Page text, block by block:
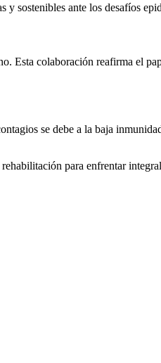
y sostenibles ante los desafíos
Esta colaboración reafirma el
se debe a la baja
para enfrentar